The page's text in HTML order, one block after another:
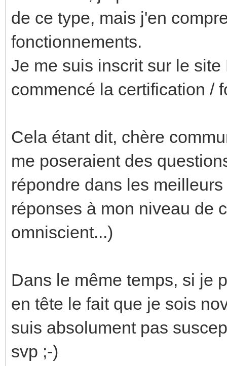
de ce type, mais j'en
fonctionnements.
Je me suis inscrit sur le
commencé la certification /
Cela étant dit, chère
me poseraient des
répondre dans les
réponses à mon niveau de
omniscient...)
Dans le même temps, si je
en tête le fait que je sois
suis absolument pas
svp ;-)